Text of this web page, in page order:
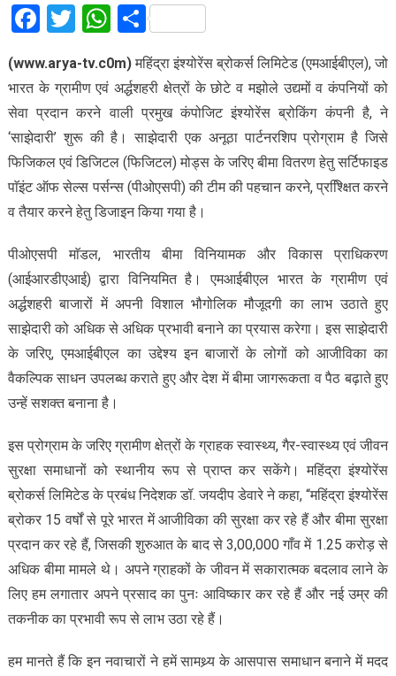
Facebook
Twitter
WhatsApp
Share
(www.arya-tv.c0m)महिंद्रा इंश्योरेंस ब्रोकर्स लिमिटेड (एमआईबीएल), जो
भारत के ग्रामीण एवं अर्द्धशहरी क्षेत्रों के छोटे व मझोले उद्यमों व कंपनियों को
सेवा प्रदान करने वाली प्रमुख कंपोजिट इंश्योरेंस ब्रोकिंग कंपनी है, ने
‘साझेदारी’ शुरू की है। साझेदारी एक अनूठा पार्टनरशिप प्रोग्राम है जिसे
फिजिकल एवं डिजिटल (फिजिटल) मोड्स के जरिए बीमा वितरण हेतु सर्टिफाइड
पाॅइंट ऑफ सेल्स पर्सन्स (पीओएसपी) की टीम की पहचान करने, प्रश्क्षिित करने
व तैयार करने हेतु डिजाइन किया गया है।
पीओएसपी माॅडल, भारतीय बीमा विनियामक और विकास प्राधिकरण
(आईआरडीएआई) द्वारा विनियमित है। एमआईबीएल भारत के ग्रामीण एवं
अर्द्धशहरी बाजारों में अपनी विशाल भौगोलिक मौजूदगी का लाभ उठाते हुए
साझेदारी को अधिक से अधिक प्रभावी बनाने का प्रयास करेगा। इस साझेदारी
के जरिए, एमआईबीएल का उद्देश्य इन बाजारों के लोगों को आजीविका का
वैकल्पिक साधन उपलब्ध कराते हुए और देश में बीमा जागरूकता व पैठ बढ़ाते हुए
उन्हें सशक्त बनाना है।
इस प्रोग्राम के जरिए ग्रामीण क्षेत्रों के ग्राहक स्वास्थ्य, गैर-स्वास्थ्य एवं जीवन
सुरक्षा समाधानों को स्थानीय रूप से प्राप्त कर सकेंगे। महिंद्रा इंश्योरेंस
ब्रोकर्स लिमिटेड के प्रबंध निदेशक डॉ. जयदीप डेवारे ने कहा, “महिंद्रा इंश्योरेंस
ब्रोकर 15 वर्षों से पूरे भारत में आजीविका की सुरक्षा कर रहे हैं और बीमा सुरक्षा
प्रदान कर रहे हैं, जिसकी शुरुआत के बाद से 3,00,000 गाँव में 1.25 करोड़ से
अधिक बीमा मामले थे। अपने ग्राहकों के जीवन में सकारात्मक बदलाव लाने के
लिए हम लगातार अपने प्रसाद का पुनः आविष्कार कर रहे हैं और नई उम्र की
तकनीक का प्रभावी रूप से लाभ उठा रहे हैं।
हम मानते हैं कि इन नवाचारों ने हमें सामथ्र्य के आसपास समाधान बनाने में मदद